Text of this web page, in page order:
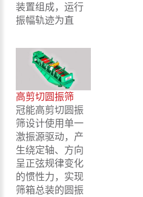
装置组成，运行
振幅轨迹为直
高剪切圆振筛
冠能高剪切圆振
筛设计使用单一
激振源驱动，产
生绕定轴、方向
呈正弦规律变化
的惯性力，实现
筛箱总装的圆振